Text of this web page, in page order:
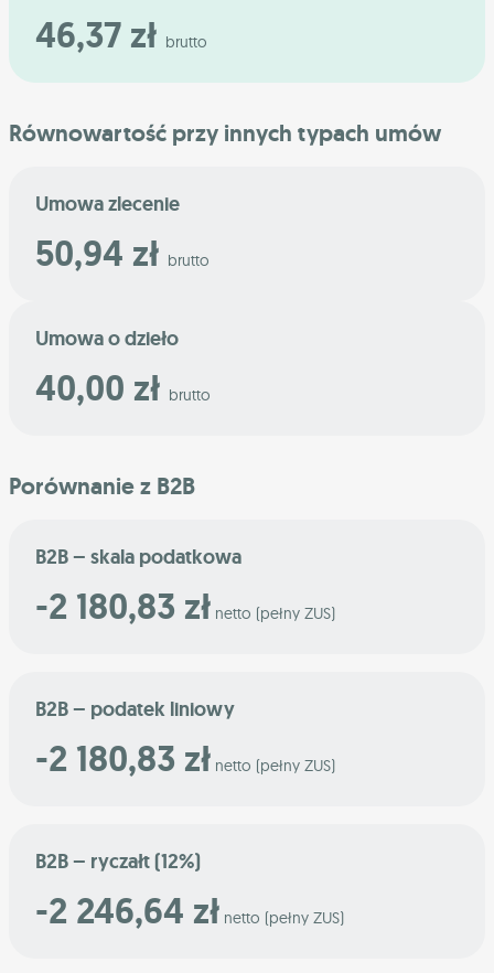
46,37 zł brutto
Równowartość przy innych typach umów
Umowa zlecenie
50,94 zł brutto
Umowa o dzieło
40,00 zł brutto
Porównanie z B2B
B2B – skala podatkowa
-2 180,83 zł netto (pełny ZUS)
B2B – podatek liniowy
-2 180,83 zł netto (pełny ZUS)
B2B – ryczałt (12%)
-2 246,64 zł netto (pełny ZUS)